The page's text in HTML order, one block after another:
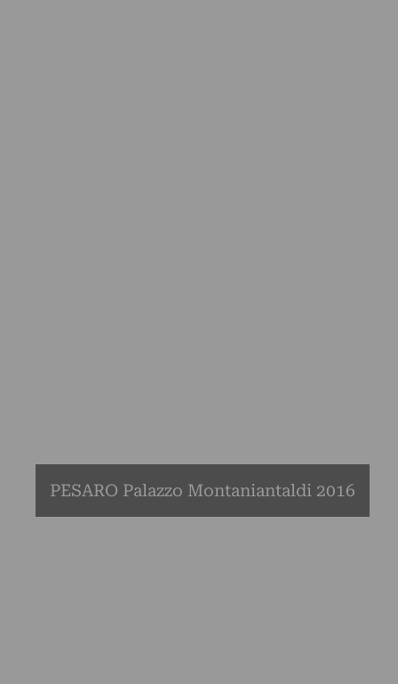
PESARO Palazzo Montaniantaldi 2016